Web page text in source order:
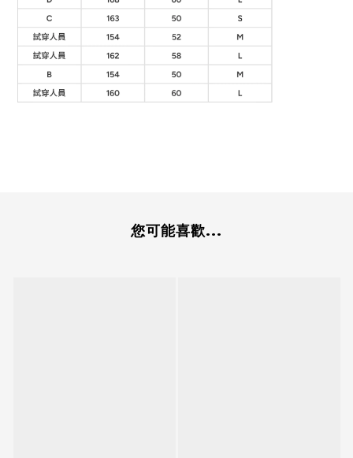
您可能喜歡...